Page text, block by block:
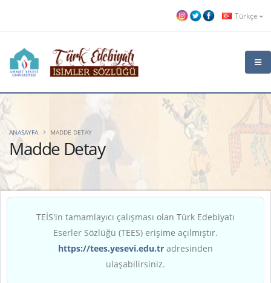
Türkçe
Madde Detay
ANASAYFA MADDE DETAY
TEİS'in tamamlayıcı çalışması olan Türk Edebiyatı
Eserler Sözlüğü (TEES) erişime açılmıştır.
https://tees.yesevi.edu.tr adresinden
ulaşabilirsiniz.